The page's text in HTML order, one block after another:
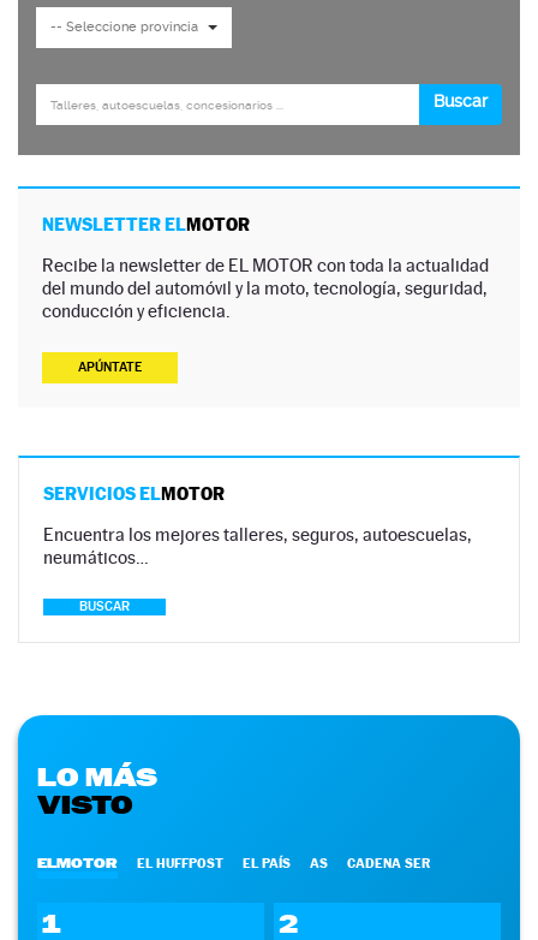
NEWSLETTER ELMOTOR
Recibe la newsletter de EL MOTOR con toda la actualidad
del mundo del automóvil y la moto, tecnología, seguridad,
conducción y eficiencia.
APÚNTATE
SERVICIOS ELMOTOR
Encuentra los mejores talleres, seguros, autoescuelas,
neumáticos…
BUSCAR
LO MÁS
VISTO
ELMOTOR EL HUFFPOST EL PAÍS AS CADENA SER
1 2